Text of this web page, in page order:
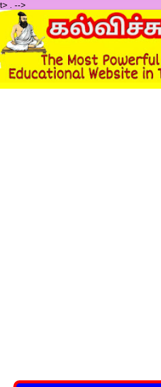
t> -->